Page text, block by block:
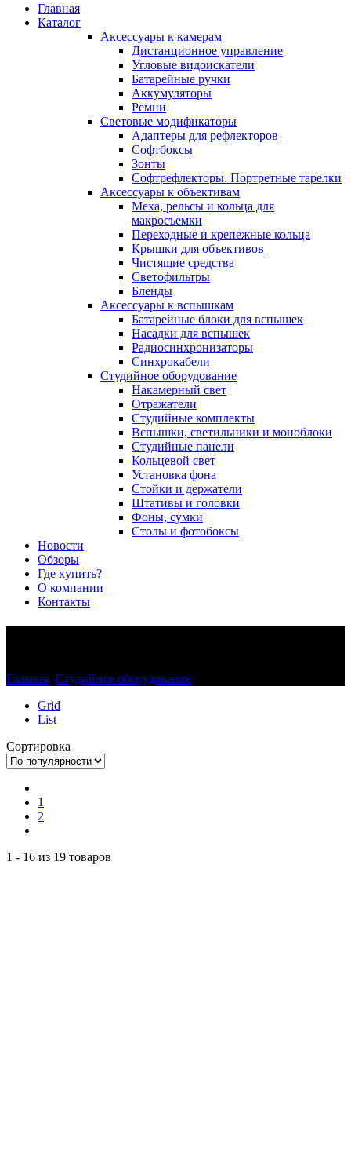
Главная
Каталог
Аксессуары к камерам
Дистанционное управление
Угловые видоискатели
Батарейные ручки
Аккумуляторы
Ремни
Световые модификаторы
Адаптеры для рефлекторов
Софтбоксы
Зонты
Софтрефлекторы. Портретные тарелки
Аксессуары к объективам
Меха, рельсы и кольца для
макросъемки
Переходные и крепежные кольца
Крышки для объективов
Чистящие средства
Светофильтры
Бленды
Аксессуары к вспышкам
Батарейные блоки для вспышек
Насадки для вспышек
Радиосинхронизаторы
Синхрокабели
Студийное оборудование
Накамерный свет
Отражатели
Студийные комплекты
Вспышки, светильники и моноблоки
Студийные панели
Кольцевой свет
Установка фона
Стойки и держатели
Штативы и головки
Фоны, сумки
Столы и фотобоксы
Новости
Обзоры
Где купить?
О компании
Контакты
Главная Студийное оборудование
Grid
List
Сортировка
1
2
1 - 16 из 19 товаров